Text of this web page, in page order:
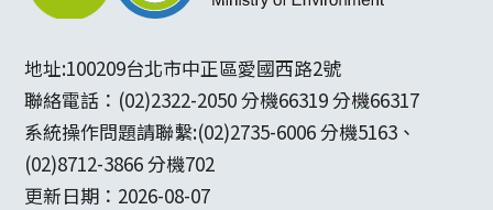
地址:100209台北市中正區愛國西路2號
聯絡電話：(02)2322-2050 分機66319 分機66317
系統操作問題請聯繫:(02)2735-6006 分機5163、
(02)8712-3866 分機702
更新日期：2026-08-07